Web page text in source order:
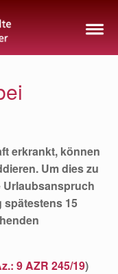
erkrankt, können
Um dies zu
15
9 AZR 245/19)